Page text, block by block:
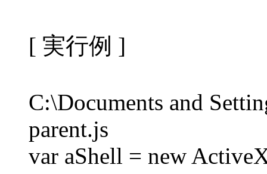
[ 実行例 ]
C:\Documents and
parent.js
var aShell = new